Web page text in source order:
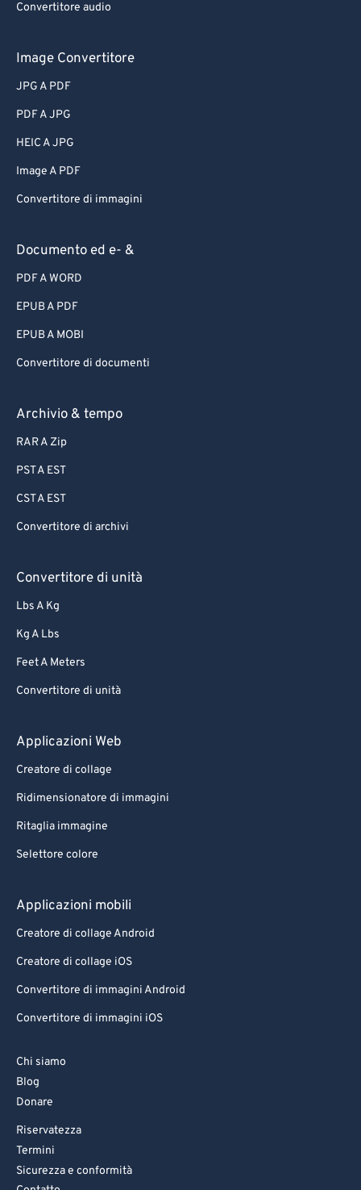
Convertitore audio
Image Convertitore
JPG A PDF
PDF A JPG
HEIC A JPG
Image A PDF
Convertitore di immagini
Documento ed e- &
PDF A WORD
EPUB A PDF
EPUB A MOBI
Convertitore di documenti
Archivio & tempo
RAR A Zip
PST A EST
CST A EST
Convertitore di archivi
Convertitore di unità
Lbs A Kg
Kg A Lbs
Feet A Meters
Convertitore di unità
Applicazioni Web
Creatore di collage
Ridimensionatore di immagini
Ritaglia immagine
Selettore colore
Applicazioni mobili
Creatore di collage Android
Creatore di collage iOS
Convertitore di immagini Android
Convertitore di immagini iOS
Chi siamo
Blog
Donare
Riservatezza
Termini
Sicurezza e conformità